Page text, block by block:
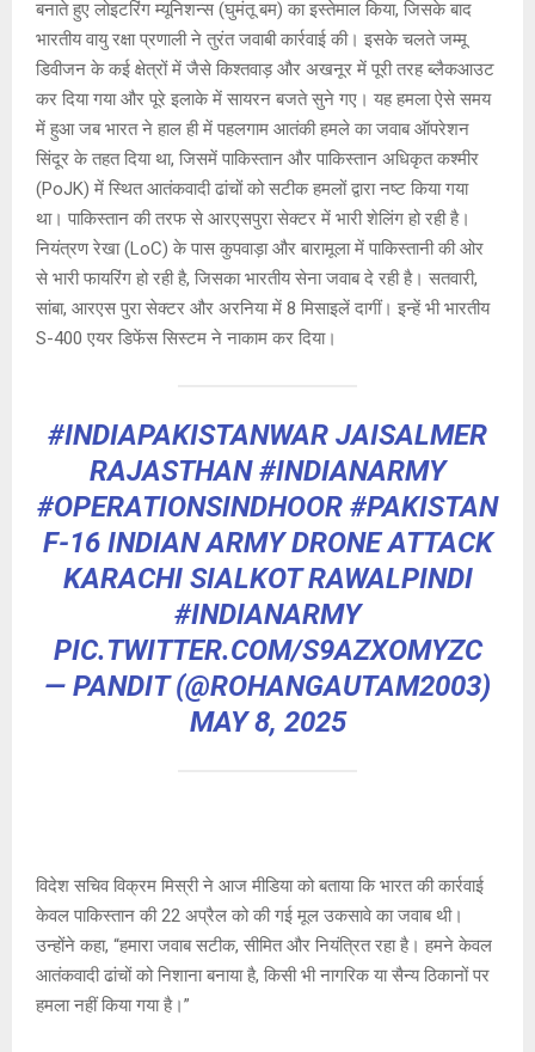
बनाते हुए लोइटरिंग म्यूनिशन्स (घुमंतू बम) का इस्तेमाल किया, जिसके बाद
भारतीय वायु रक्षा प्रणाली ने तुरंत जवाबी कार्रवाई की। इसके चलते जम्मू
डिवीजन के कई क्षेत्रों में जैसे किश्तवाड़ और अखनूर में पूरी तरह ब्लैकआउट
कर दिया गया और पूरे इलाके में सायरन बजते सुने गए। यह हमला ऐसे समय
में हुआ जब भारत ने हाल ही में पहलगाम आतंकी हमले का जवाब ऑपरेशन
सिंदूर के तहत दिया था, जिसमें पाकिस्तान और पाकिस्तान अधिकृत कश्मीर
(PoJK) में स्थित आतंकवादी ढांचों को सटीक हमलों द्वारा नष्ट किया गया
था। पाकिस्तान की तरफ से आरएसपुरा सेक्टर में भारी शेलिंग हो रही है।
नियंत्रण रेखा (LoC) के पास कुपवाड़ा और बारामूला में पाकिस्तानी की ओर
से भारी फायरिंग हो रही है, जिसका भारतीय सेना जवाब दे रही है। सतवारी,
सांबा, आरएस पुरा सेक्टर और अरनिया में 8 मिसाइलें दागीं। इन्हें भी भारतीय
S-400 एयर डिफेंस सिस्टम ने नाकाम कर दिया।
#INDIAPAKISTANWAR JAISALMER
RAJASTHAN#INDIANARMY
#OPERATIONSINDHOOR #PAKISTAN
F-16 INDIAN ARMY DRONE ATTACK
KARACHI SIALKOT RAWALPINDI
#INDIANARMY
PIC.TWITTER.COM/S9AZXOMYZC
— PANDIT (@ROHANGAUTAM2003)
MAY 8, 2025
विदेश सचिव विक्रम मिस्री ने आज मीडिया को बताया कि भारत की कार्रवाई
केवल पाकिस्तान की 22 अप्रैल को की गई मूल उकसावे का जवाब थी।
उन्होंने कहा, “हमारा जवाब सटीक, सीमित और नियंत्रित रहा है। हमने केवल
आतंकवादी ढांचों को निशाना बनाया है, किसी भी नागरिक या सैन्य ठिकानों पर
हमला नहीं किया गया है।”